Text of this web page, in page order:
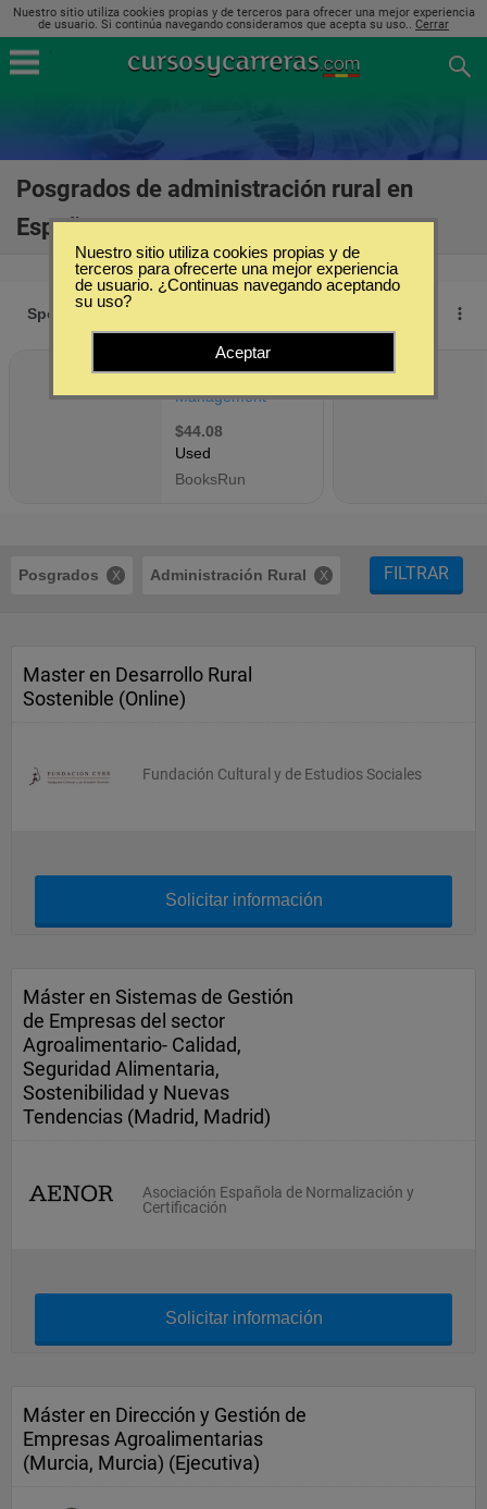
Nuestro sitio utiliza cookies propias y de terceros para ofrecer una mejor experiencia
de usuario. Si continúa navegando consideramos que acepta su uso.. Cerrar
Posgrados de administración rural en
España
Posgrados Administración Rural FILTRAR
Master en Desarrollo Rural
Sostenible (Online)
Fundación Cultural y de Estudios Sociales
Solicitar información
Máster en Sistemas de Gestión
de Empresas del sector
Agroalimentario- Calidad,
Seguridad Alimentaria,
Sostenibilidad y Nuevas
Tendencias (Madrid, Madrid)
Asociación Española de Normalización y
Certificación
Solicitar información
Máster en Dirección y Gestión de
Empresas Agroalimentarias
(Murcia, Murcia) (Ejecutiva)
Nuestro sitio utiliza cookies propias y de
terceros para ofrecerte una mejor experiencia
de usuario. ¿Continuas navegando aceptando
su uso?
Aceptar